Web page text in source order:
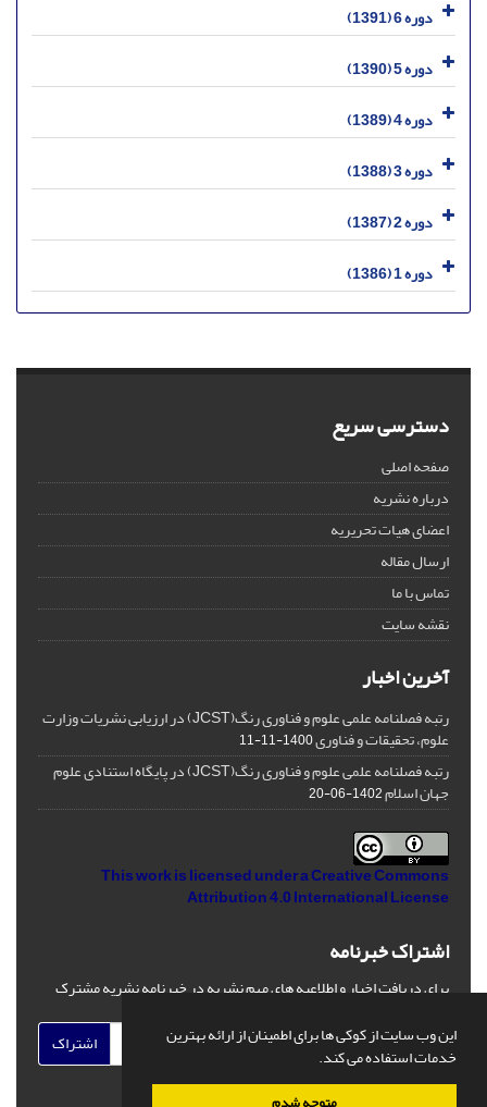
این وب سایت از کوکی ها برای اطمینان از ارائه بهترین
خدمات استفاده می کند.
دوره 6 (1391)
دوره 5 (1390)
دوره 4 (1389)
دوره 3 (1388)
دوره 2 (1387)
دوره 1 (1386)
دسترسی سریع
صفحه اصلی
درباره نشریه
اعضای هیات تحریریه
ارسال مقاله
تماس با ما
نقشه سایت
آخرین اخبار
رتبه فصلنامه علمی علوم و فناوری رنگ(JCST) در ارزیابی نشریات وزارت
علوم، تحقیقات و فناوری1400-11-11
رتبه فصلنامه علمی علوم و فناوری رنگ(JCST) در پایگاه استنادی علوم
جهان اسلام1402-06-20
This work is licensed under aCreative Commons
Attribution 4.0 International License
اشتراک خبرنامه
برای دریافت اخبار و اطلاعیه های مهم نشریه در خبرنامه نشریه مشترک
اشتراک